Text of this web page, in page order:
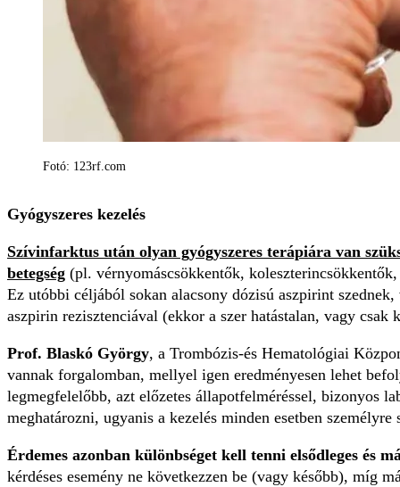
Fotó: 123rf.com
Gyógyszeres kezelés
Szívinfarktus után olyan gyógyszeres terápiára van
betegség (pl. vérnyomáscsökkentők,
Ez utóbbi céljából sokan alacsony dózisú aszpirint
aszpirin rezisztenciával (ekkor a szer hatástalan, vagy csak
Prof. Blaskó György, a Trombózis-és Hematológiai
vannak forgalomban, mellyel igen eredményesen lehet
legmegfelelőbb, azt előzetes állapotfelméréssel, bizonyos
meghatározni, ugyanis a kezelés minden esetben személyre
Érdemes azonban különbséget kell tenni elsődleges és
kérdéses esemény ne következzen be (vagy később), míg